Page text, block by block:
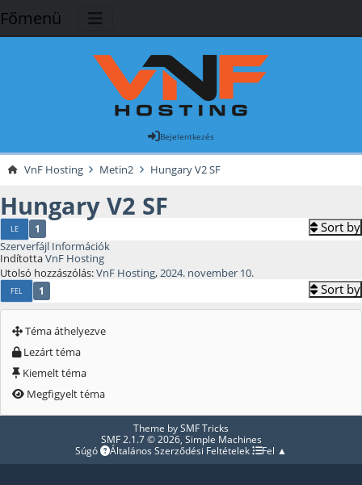
Főmenü
Bejelentkezés
VnF Hosting Metin2 Hungary V2 SF
Hungary V2 SF
LE 1 Sort by
Szerverfájl Információk
IndítottaVnF Hosting
Utolsó hozzászólás:VnF Hosting,2024. november 10.
FEL 1 Sort by
Téma áthelyezve
Lezárt téma
Kiemelt téma
Megfigyelt téma
Theme bySMF Tricks
SMF 2.1.7 © 2026, Simple Machines
Súgó
Általános Szerződési Feltételek Fel ▲